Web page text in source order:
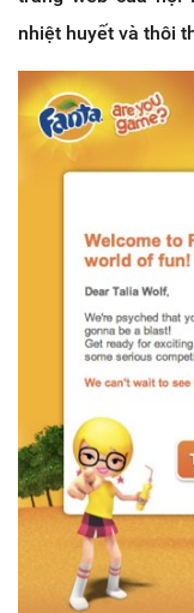
nhiệt huyết và thôi